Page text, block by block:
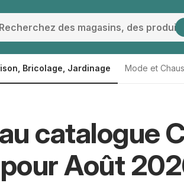
Bricolage, Jardinage Mode et
catalogue
Août